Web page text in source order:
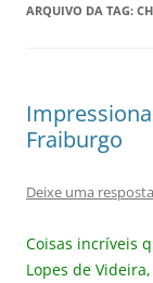
ARQUIVO DA TAG:
Fraiburgo
Deixe uma resposta
Coisas incríveis
Lopes de